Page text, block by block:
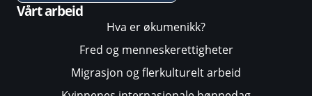
Vårt arbeid
Hva er økumenikk?
Fred og menneskerettigheter
Migrasjon og flerkulturelt arbeid